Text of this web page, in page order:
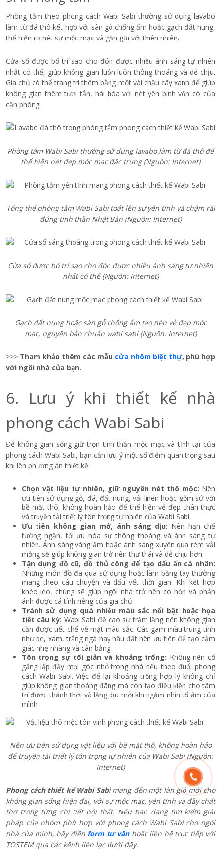
Phòng tắm theo phong cách Wabi Sabi thường sử dụng lavabo
làm từ đá thô kết hợp với sàn gỗ chống ẩm hoặc gạch đất nung,
thể hiện rõ nét sự mộc mạc và gần gũi với thiên nhiên.
Cửa sổ được bố trí sao cho đón được nhiều ánh sáng tự nhiên
nhất có thể, giúp không gian luôn luôn thông thoáng và dễ chịu.
Gia chủ có thể trang trí thêm bằng một vài chậu cây xanh để giúp
không gian thêm tươi tắn, hài hòa với nét yên bình vốn có của
căn phòng.
Phòng tắm Wabi Sabi thường sử dụng lavabo làm từ đá thô để
thể hiện nét đẹp mộc mạc đặc trưng (Nguồn: Internet)
Tổng thể phòng tắm Wabi Sabi toát lên sự yên tĩnh và chậm rãi
đúng tinh thần Nhật Bản (Nguồn: Internet)
Cửa sổ được bố trí sao cho đón được nhiều ánh sáng tự nhiên
nhất có thể (Nguồn: Internet)
Gạch đất nung hoặc sàn gỗ chống ẩm tạo nên vẻ đẹp mộc
mạc, nguyên bản chuẩn wabi sabi (Nguồn: Internet)
>>> Tham khảo thêm các mẫu cửa nhôm biệt thự, phù hợp
với ngôi nhà của bạn.
6. Lưu ý khi thiết kế nhà
phong cách Wabi Sabi
Để không gian sống giữ trọn tinh thần mộc mạc và tĩnh tại của
phong cách Wabi Sabi, bạn cần lưu ý một số điểm quan trọng sau
khi lên phương án thiết kế:
Chọn vật liệu tự nhiên, giữ nguyên nét thô mộc: Nên
ưu tiên sử dụng gỗ, đá, đất nung, vải linen hoặc gốm sứ với
bề mặt thô, không hoàn hảo để thể hiện vẻ đẹp chân thực
và truyền tải triết lý tôn trọng tự nhiên của Wabi Sabi.
Ưu tiên không gian mở, ánh sáng dịu: Nên hạn chế
tường ngăn, tối ưu hóa sự thông thoáng và ánh sáng tự
nhiên. Ánh sáng vàng ấm hoặc ánh sáng xuyên qua rèm vải
mỏng sẽ giúp không gian trở nên thư thái và dễ chịu hơn.
Tận dụng đồ cũ, đồ thủ công để tạo dấu ấn cá nhân:
Những món đồ đã qua sử dụng hoặc làm bằng tay thường
mang theo câu chuyện và dấu vết thời gian. Khi kết hợp
khéo léo, chúng sẽ giúp ngôi nhà trở nên có hồn và phản
ánh được cá tính riêng của gia chủ.
Tránh sử dụng quá nhiều màu sắc nổi bật hoặc họa
tiết cầu kỳ: Wabi Sabi đề cao sự trầm lắng nên không gian
cần được tiết chế về mặt màu sắc. Các gam màu trung tính
như be, xám, trắng ngà hay nâu đất nên ưu tiên để tạo cảm
giác nhẹ nhàng và cân bằng.
Tôn trọng sự tối giản và khoảng trống: Không nên cố
gắng lấp đầy mọi góc nhỏ trong nhà nếu theo đuổi phong
cách Wabi Sabi. Việc để lại khoảng trống hợp lý không chỉ
giúp không gian thoáng đãng mà còn tạo điều kiện cho tâm
trí được thảnh thơi và lắng dịu mỗi khi ngắm nhìn tổ ấm của
mình.
Nên ưu tiên sử dụng vật liệu với bề mặt thô, không hoàn hảo
để truyền tải triết lý tôn trọng tự nhiên của Wabi Sabi (Nguồn:
Internet)
Phong cách thiết kế Wabi Sabimang đến một làn gió mới cho
không gian sống hiện đại, với sự mộc mạc, yên tĩnh và đầy chất
thơ trong từng chi tiết nội thất. Nếu bạn đang tìm kiếm giải
pháp cửa nhôm phù hợp với phong cách Wabi Sabi cho ngôi
nhà của mình, hãy điền form tư vấnhoặc liên hệ trực tiếp với
TOSTEM qua các kênh liên lạc dưới đây.